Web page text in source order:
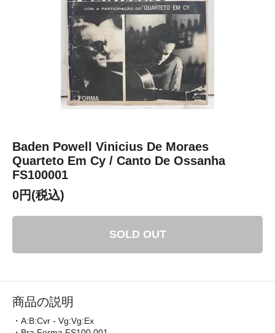
Baden Powell Vinicius De Moraes
Quarteto Em Cy / Canto De Ossanha
FS100001
0円(税込)
SOLD OUT
商品の説明
・A:B:Cvr - Vg:Vg:Ex